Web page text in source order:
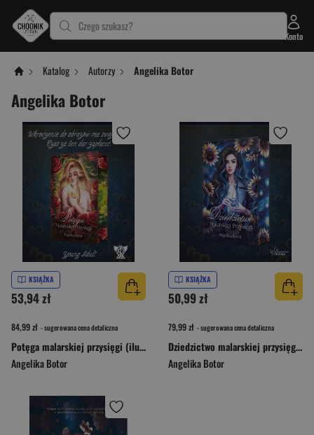
Czego szukasz?
Konto
Katalog Autorzy Angelika Botor
Angelika Botor
KSIĄŻKA
53,94 zł
84,99 zł - sugerowana cena detaliczna
Potęga malarskiej przysięgi (ilustrowane brzegi)
Angelika Botor
KSIĄŻKA
50,99 zł
79,99 zł - sugerowana cena detaliczna
Dziedzictwo malarskiej przysięgi (ilustrowane brzegi)
Angelika Botor